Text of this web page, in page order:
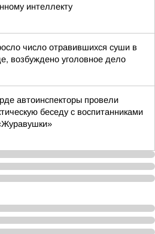
интеллекту
число отравившихся суши в
возбуждено уголовное дело
автоинспекторы провели
беседу с воспитанниками